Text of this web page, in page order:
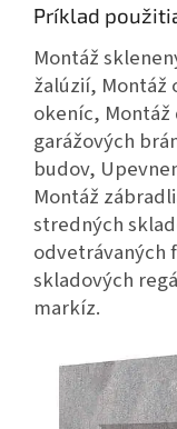
Príklad
Montáž
žalúzií, Montáž
okeníc,
garážových
budov,
Montáž
stredných
odvetrávaných
skladových
markíz.